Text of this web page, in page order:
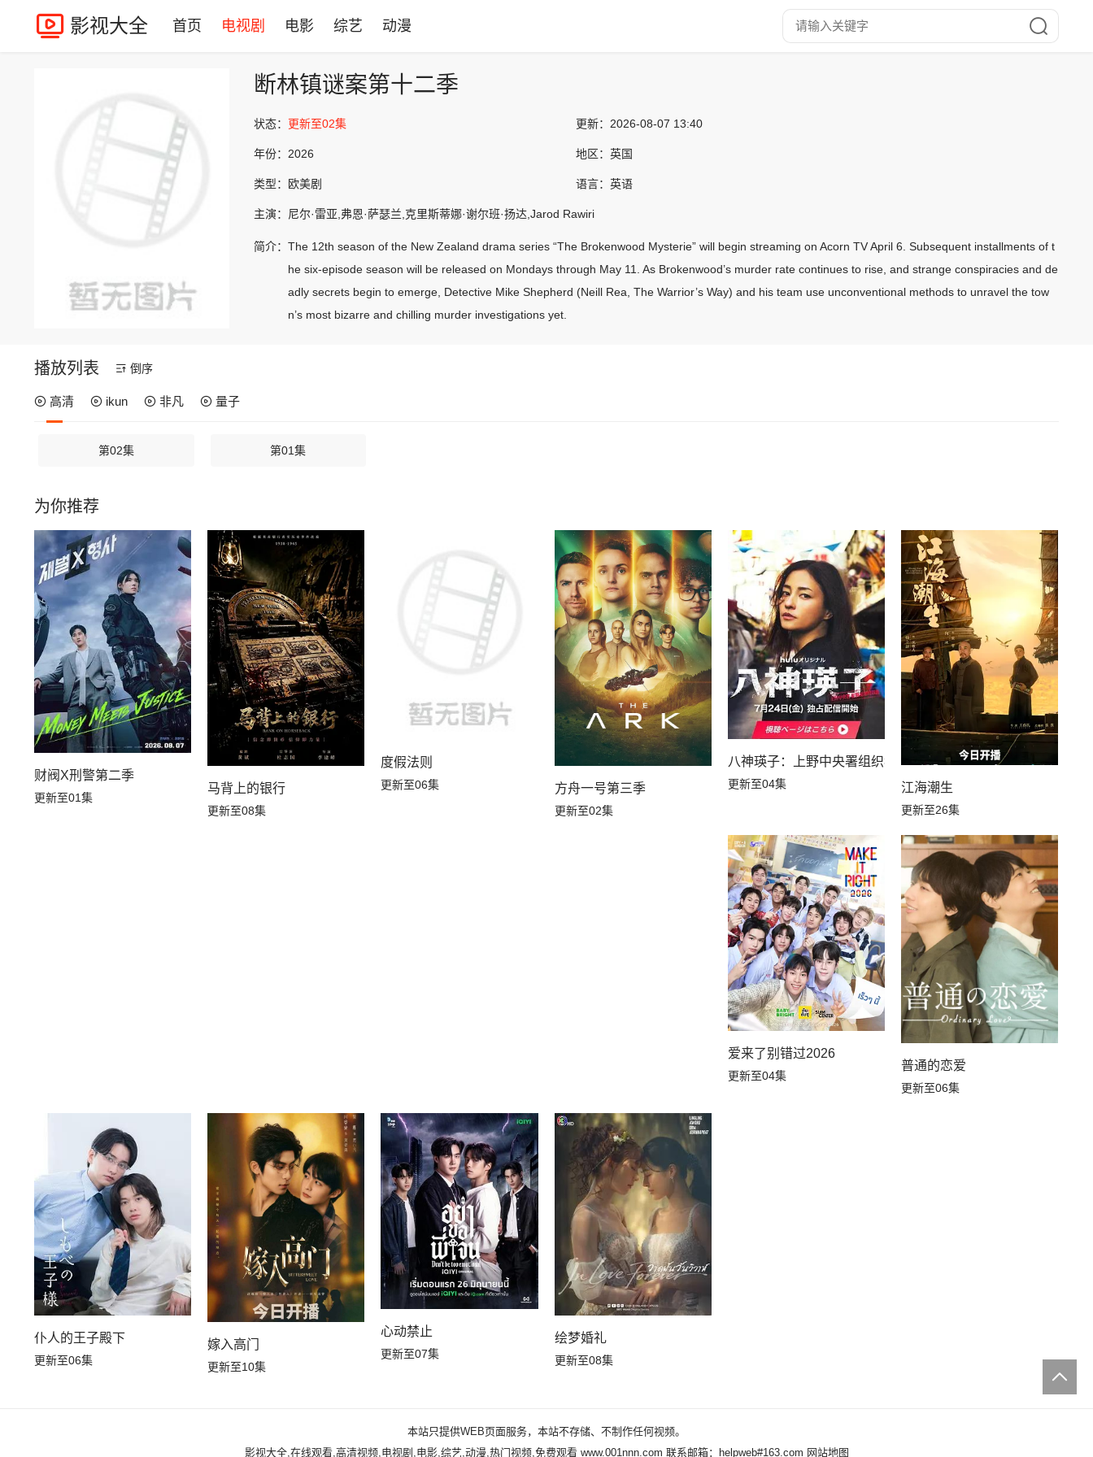
影视大全 首页 电视剧 电影 综艺 动漫
断林镇谜案第十二季
状态： 更新至02集 更新： 2026-08-07 13:40
年份： 2026 地区： 英国
类型： 欧美剧 语言： 英语
主演： 尼尔·雷亚,弗恩·萨瑟兰,克里斯蒂娜·谢尔班·扬达,Jarod Rawiri
简介： The 12th season of the New Zealand drama series “The Brokenwood Mysterie” will begin streaming on Acorn TV April 6. Subsequent installments of t
he six-episode season will be released on Mondays through May 11. As Brokenwood’s murder rate continues to rise, and strange conspiracies and de
adly secrets begin to emerge, Detective Mike Shepherd (Neill Rea, The Warrior’s Way) and his team use unconventional methods to unravel the tow
n’s most bizarre and chilling murder investigations yet.
播放列表 倒序
高清 ikun 非凡 量子
第02集 第01集
为你推荐
财阀X刑警第二季
更新至01集
马背上的银行
更新至08集
度假法则
更新至06集 方舟一号第三季
更新至02集
八神瑛子：上野中央署组织犯罪对策课
更新至04集 江海潮生
更新至26集
爱来了别错过2026
更新至04集
普通的恋爱
更新至06集
仆人的王子殿下
更新至06集
嫁入高门
更新至10集
心动禁止
更新至07集
绘梦婚礼
更新至08集
本站只提供WEB页面服务，本站不存储、不制作任何视频。
影视大全,在线观看,高清视频,电视剧,电影,综艺,动漫,热门视频,免费观看 www.001nnn.com 联系邮箱：helpweb#163.com 网站地图